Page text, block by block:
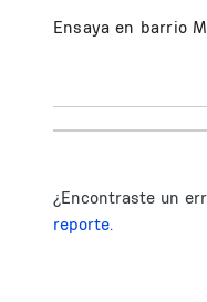
Ensaya en barrio
¿Encontraste un
reporte.